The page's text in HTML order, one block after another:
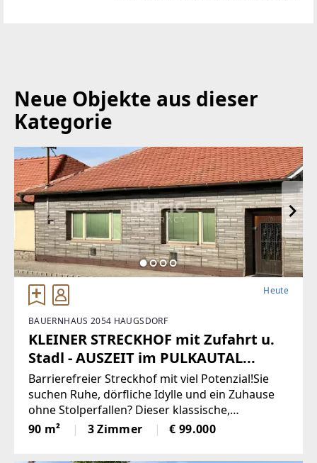
TELEFON
+43 676 92 00 195
WEBSITE
https://www.remax.at/de/ib/remax-capital-wien
EMAIL
office@remax-capital.at
Neue Objekte aus dieser
Kategorie
Heute
BAUERNHAUS 2054 HAUGSDORF
KLEINER STRECKHOF mit Zufahrt u.
Stadl - AUSZEIT im PULKAUTAL...
Barrierefreier Streckhof mit viel Potenzial!Sie
suchen Ruhe, dörfliche Idylle und ein Zuhause
ohne Stolperfallen? Dieser klassische,
eingeschossige Streckhof im nördlichen
Weinviertel (Raum Haugsdorf) bietet auf ca. 90
90 m² 3 Zimmer € 99.000